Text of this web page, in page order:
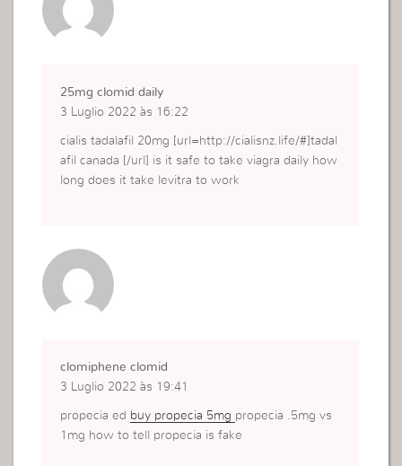
25mg clomid daily
3 Luglio 2022 às 16:22
cialis tadalafil 20mg [url=http://cialisnz.life/#]tadal
afil canada [/url] is it safe to take viagra daily how
long does it take levitra to work
clomiphene clomid
3 Luglio 2022 às 19:41
propecia ed buy propecia 5mg propecia .5mg vs
1mg how to tell propecia is fake